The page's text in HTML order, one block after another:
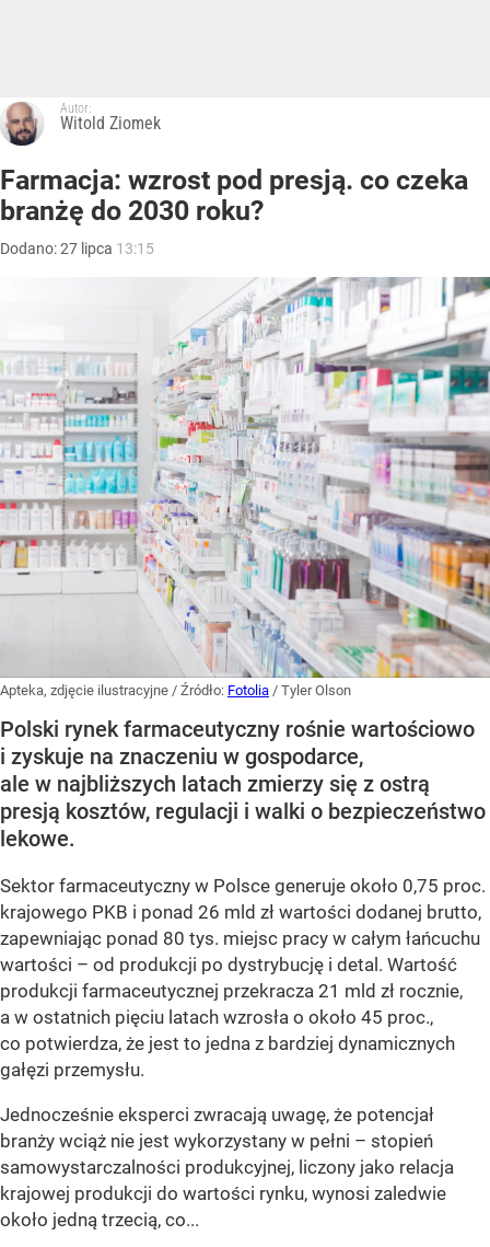
Autor:
Witold Ziomek
Farmacja: wzrost pod presją. co czeka
branżę do 2030 roku?
Dodano:27 lipca 13:15
Apteka, zdjęcie ilustracyjne / Źródło: Fotolia / Tyler Olson
Polski rynek farmaceutyczny rośnie wartościowo
i zyskuje na znaczeniu w gospodarce,
ale w najbliższych latach zmierzy się z ostrą
presją kosztów, regulacji i walki o bezpieczeństwo
lekowe.
Sektor farmaceutyczny w Polsce generuje około 0,75 proc.
krajowego PKB i ponad 26 mld zł wartości dodanej brutto,
zapewniając ponad 80 tys. miejsc pracy w całym łańcuchu
wartości – od produkcji po dystrybucję i detal. Wartość
produkcji farmaceutycznej przekracza 21 mld zł rocznie,
a w ostatnich pięciu latach wzrosła o około 45 proc.,
co potwierdza, że jest to jedna z bardziej dynamicznych
gałęzi przemysłu.
Jednocześnie eksperci zwracają uwagę, że potencjał
branży wciąż nie jest wykorzystany w pełni – stopień
samowystarczalności produkcyjnej, liczony jako relacja
krajowej produkcji do wartości rynku, wynosi zaledwie
około jedną trzecią, co...